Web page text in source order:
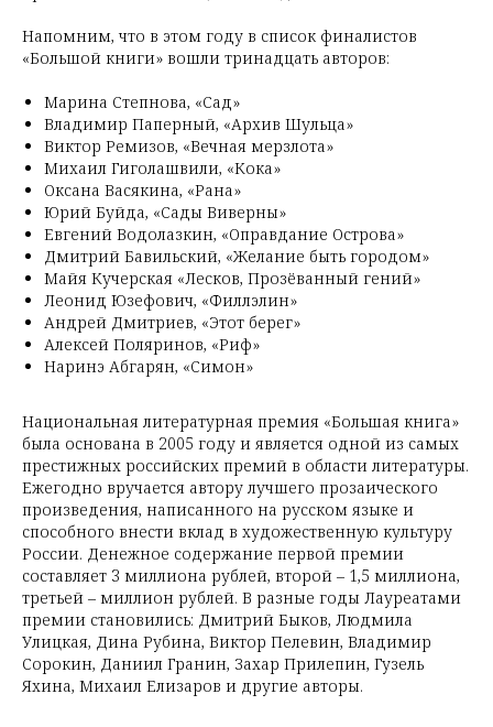
Напомним, что в этом году в список финалистов
«Большой книги» вошли тринадцать авторов:
Марина Степнова, «Сад»
Владимир Паперный, «Архив Шульца»
Виктор Ремизов, «Вечная мерзлота»
Михаил Гиголашвили, «Кока»
Оксана Васякина, «Рана»
Юрий Буйда, «Сады Виверны»
Евгений Водолазкин, «Оправдание Острова»
Дмитрий Бавильский, «Желание быть городом»
Майя Кучерская «Лесков, Прозёванный гений»
Леонид Юзефович, «Филлэлин»
Андрей Дмитриев, «Этот берег»
Алексей Поляринов, «Риф»
Наринэ Абгарян, «Симон»
Национальная литературная премия «Большая книга»
была основана в 2005 году и является одной из самых
престижных российских премий в области литературы.
Ежегодно вручается автору лучшего прозаического
произведения, написанного на русском языке и
способного внести вклад в художественную культуру
России. Денежное содержание первой премии
составляет 3 миллиона рублей, второй – 1,5 миллиона,
третьей – миллион рублей. В разные годы Лауреатами
премии становились: Дмитрий Быков, Людмила
Улицкая, Дина Рубина, Виктор Пелевин, Владимир
Сорокин, Даниил Гранин, Захар Прилепин, Гузель
Яхина, Михаил Елизаров и другие авторы.